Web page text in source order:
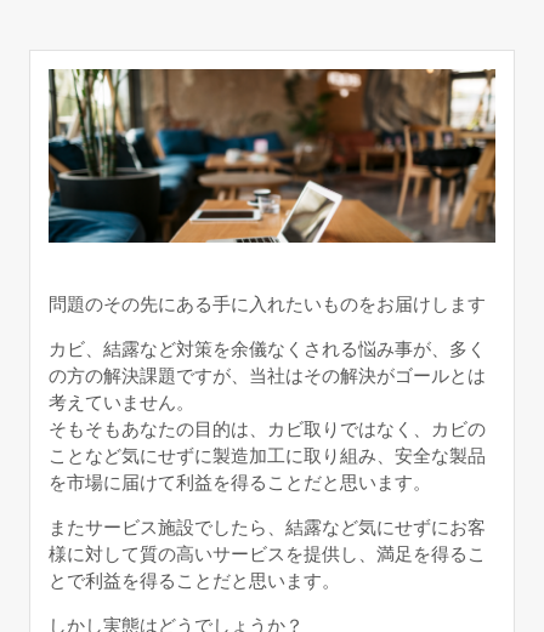
問題のその先にある手に入れたいものをお届けします
カビ、結露など対策を余儀なくされる悩み事が、多く
の方の解決課題ですが、当社はその解決がゴールとは
考えていません。
そもそもあなたの目的は、カビ取りではなく、カビの
ことなど気にせずに製造加工に取り組み、安全な製品
を市場に届けて利益を得ることだと思います。
またサービス施設でしたら、結露など気にせずにお客
様に対して質の高いサービスを提供し、満足を得るこ
とで利益を得ることだと思います。
しかし実態はどうでしょうか？